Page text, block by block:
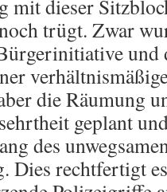
mit dieser
trügt. Zwar
und
die Räumung
geplant
des
Dies rechtfertigt